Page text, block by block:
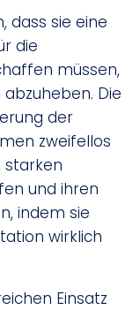
dass sie eine
die
müssen,
Die
der
zweifellos
starken
und ihren
indem sie
wirklich
Einsatz